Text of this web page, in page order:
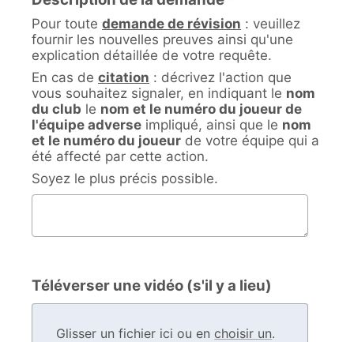
Pour toute demande de révision : veuillez
fournir les nouvelles preuves ainsi qu'une
explication détaillée de votre requête.
En cas de citation : décrivez l'action que
vous souhaitez signaler, en indiquant le nom
du club le nom et le numéro du joueur de
l'équipe adverse impliqué, ainsi que le nom
et le numéro du joueur de votre équipe qui a
été affecté par cette action.
Soyez le plus précis possible.
Description de la demande
Téléverser une vidéo (s'il y a lieu)
Glisser un fichier ici ou enchoisir un.